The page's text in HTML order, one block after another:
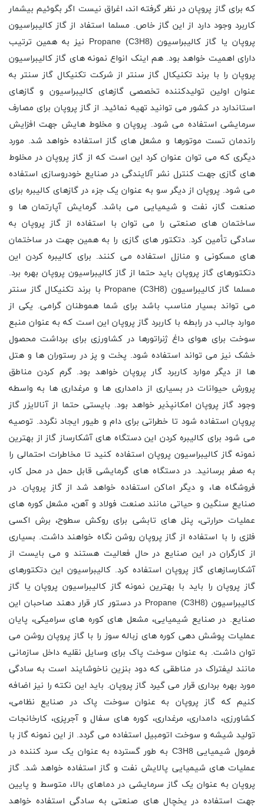
که برای گاز پروپان در نظر گرفته اند، اغراق نیست اگر بگوئیم بیشمار
کاربرد وجود دارد از این گاز خاص. مسلما استفاد از گاز کالیبراسیون
پروپان یا گاز کالیبراسیون Propane (C3H8) نیز به همین ترتیب
دارای اهمیت خواهد بود. هم اینک انواع نمونه های گاز کالیبراسیون
پروپان را با برند تکنیکال گاز سنتر از شرکت تکنیکال گاز سنتر به
عنوان اولین تولیدکننده تخصصی گازهای کالیبراسیون و گازهای
استاندارد در کشور می توانید تهیه نمائید. از گاز پروپان برای مصارف
سرمایشی استفاده می شود. پروپان و مخلوط هایش جهت افزایش
راندمان تست موتورها و مشعل های گاز استفاده خواهد شد. مورد
دیگری که می توان عنوان کرد این است که از گاز پروپان در مخلوط
های گازی جهت کنترل نشر آلایندگی در صنایع خودروسازی استفاده
می شود. پروپان از دیگر سو به عنوان یک جزء در گازهای کالیبره برای
صنعت گاز، نفت و شیمیایی می باشد. گرمایش آپارتمان ها و
ساختمان های صنعتی را می توان با استفاده از گاز پروپان به
سادگی تأمین کرد. دتکتور های گازی را به همین جهت در ساختمان
های مسکونی و منازل استفاده می کنند. برای کالیبره کردن این
دتکتورهای گاز پروپان باید حتما از گاز کالیبراسیون پروپان بهره برد.
مسلما گاز کالیبراسیون Propane (C3H8) با برند تکنیکال گاز سنتر
می تواند بسیار مناسب باشد برای شما هموطنان گرامی. یکی از
موارد جالب در رابطه با کاربرد گاز پروپان این است که به عنوان منبع
سوخت برای هوای داغ ژنراتورها در کشاورزی برای برداشت محصول
خشک نیز می تواند استفاده شود. پخت و پز در رستوران ها و هتل
ها از دیگر موارد کاربرد گار پروپان خواهد بود. گرم کردن مناطق
پرورش حیوانات در بسیاری از دامداری ها و مرغداری ها به واسطه
وجود گاز پروپان امکانپذیر خواهد بود. بایستی حتما از آنالایزر گاز
پروپان استفاده شود تا خطراتی برای دام و طیور ایجاد نگردد. توصیه
می شود برای کالیبره کردن این دستگاه های آشکارساز گاز از بهترین
نمونه گاز کالیبراسیون پروپان استفاده کنید تا مخاطرات احتمالی را
به صفر برسانید. در دستگاه های گرمایشی قابل حمل در محل کار،
فروشگاه ها، و دیگر اماکن استفاده خواهد شد از گاز پروپان. در
صنایع سنگین و حیاتی مانند صنعت فولاد و آهن، مشعل کوره های
عملیات حرارتی، پنل های تابشی برای روکش سطوح، برش اکسی
فلزی را با استفاده از گاز پروپان روشن نگاه خواهند داشت. بسیاری
از کارگران در این صنایع در حال فعالیت هستند و می بایست از
آشکارسازهای گاز پروپان استفاده کرد. کالیبراسیون این دتکتورهای
گاز پروپان را باید با بهترین نمونه گاز کالیبراسیون پروپان یا گاز
کالیبراسیون Propane (C3H8) در دستور کار قرار دهند صاحبان این
صنایع. در صنایع شیمیایی، مشعل های کوره های سرامیکی، پایان
عملیات پوشش دهی کوره های زباله سوز را با گاز پروپان روشن می
توان داشت. به عنوان سوخت پاک برای وسایل نقلیه داخل سازمانی
مانند لیفتراک در مناطقی که دود بنزین ناخوشایند است به سادگی
مورد بهره برداری قرار می گیرد گاز پروپان. باید این نکته را نیز اضافه
کنیم که گاز پروپان به عنوان سوخت پاک در صنایع نظامی،
کشاورزی، دامداری، مرغداری، کوره های سفال و آجرپزی، کارخانجات
تولید شیشه و سوخت اتومبیل استفاده می گردد. از این نمونه گاز با
فرمول شیمیایی C3H8 به طور گسترده به عنوان یک سرد کننده در
عملیات های شیمیایی پالایش نفت و گاز استفاده خواهد شد. گاز
پروپان به عنوان یک گاز سرمایشی در دماهای بالا، متوسط و پایین
جهت استفاده در یخچال های صنعتی به سادگی استفاده خواهد